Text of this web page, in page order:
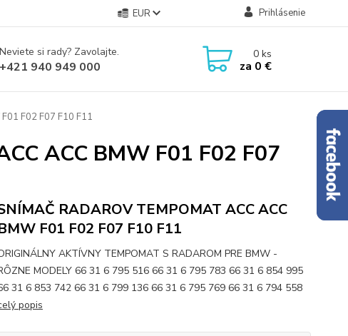
EUR Prihlásenie
Neviete si rady? Zavolajte.
+421 940 949 000
0ks
za 0 €
F02 F07 F10 F11
ACC BMW F01 F02 F07
RADAROV TEMPOMAT ACC ACC
F01 F02 F07 F10 F11
AKTÍVNY TEMPOMAT S RADAROM PRE BMW -
MODELY 66 31 6 795 516 66 31 6 795 783 66 31 6 854 995
31 6 853 742 66 31 6 799 136 66 31 6 795 769 66 31 6 794 558
popis